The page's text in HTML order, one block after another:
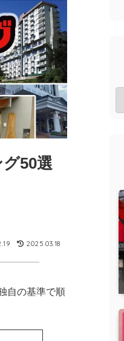
50選
2025.03.18
自の基準で順